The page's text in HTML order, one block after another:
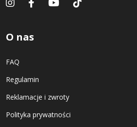
O nas
FAQ
Regulamin
Reklamacje i zwroty
Polityka prywatności